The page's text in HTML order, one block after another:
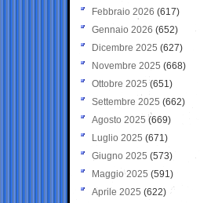
Febbraio 2026 (617)
Gennaio 2026 (652)
Dicembre 2025 (627)
Novembre 2025 (668)
Ottobre 2025 (651)
Settembre 2025 (662)
Agosto 2025 (669)
Luglio 2025 (671)
Giugno 2025 (573)
Maggio 2025 (591)
Aprile 2025 (622)